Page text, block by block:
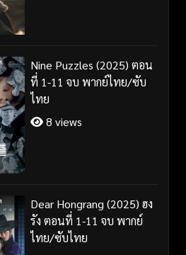
Nine Puzzles (2025) ตอน
ที่ 1-11 จบ พากย์ไทย/ซับ
ไทย
8 views
Dear Hongrang (2025) ฮง
รัง ตอนที่ 1-11 จบ พากย์
ไทย/ซับไทย